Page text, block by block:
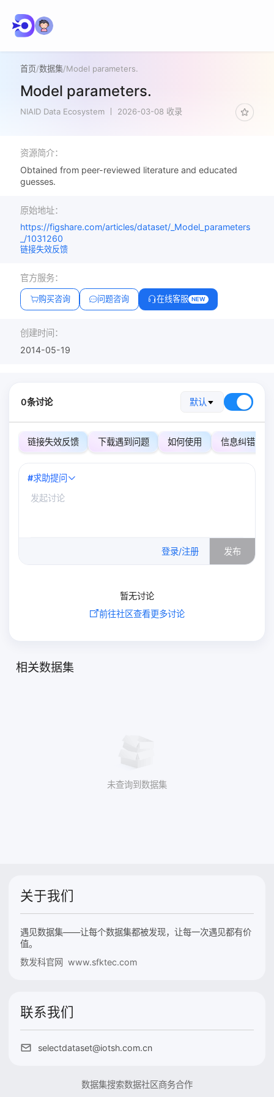
首页/数据集/Model parameters.
Model parameters.
NIAID Data Ecosystem 2026-03-08 收录
资源简介：
Obtained from peer-reviewed literature and educated
guesses.
原始地址：
https://figshare.com/articles/dataset/_Model_parameters
_/1031260
链接失效反馈
官方服务：
购买咨询 问题咨询 在线客服 NEW
创建时间：
2014-05-19
0条讨论 默认
链接失效反馈 下载遇到问题 如何使用 信息纠错
#求助提问
登录/注册 发布
暂无讨论
前往社区查看更多讨论
相关数据集
未查询到数据集
关于我们
遇见数据集——让每个数据集都被发现，让每一次遇见都有价
值。
数发科官网 www.sfktec.com
联系我们
selectdataset@iotsh.com.cn
数据集搜索数据社区商务合作